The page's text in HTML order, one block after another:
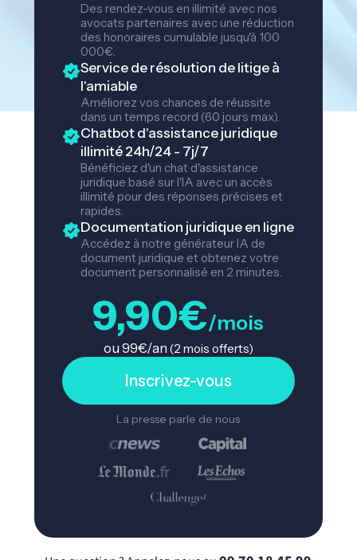
Des rendez-vous en illimité avec nos
avocats partenaires avec une réduction
des honoraires cumulable jusqu'à 100
000€.
Service de résolution de litige à
l'amiable
Améliorez vos chances de réussite
dans un temps record (60 jours max).
Chatbot d'assistance juridique
illimité 24h/24 - 7j/7
Bénéficiez d'un chat d'assistance
juridique basé sur l'IA avec un accès
illimité pour des réponses précises et
rapides.
Documentation juridique en ligne
Accédez à notre générateur IA de
document juridique et obtenez votre
document personnalisé en 2 minutes.
9,90€/mois
ou 99€/an (2 mois offerts)
Inscrivez-vous
La presse parle de nous